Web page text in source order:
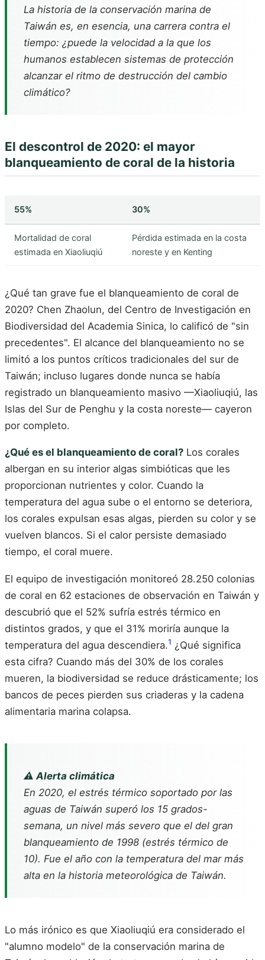
La historia de la conservación marina de
Taiwán es, en esencia, una carrera contra el
tiempo: ¿puede la velocidad a la que los
humanos establecen sistemas de protección
alcanzar el ritmo de destrucción del cambio
climático?
El descontrol de 2020: el mayor
blanqueamiento de coral de la historia
55% 30%
Mortalidad de coral
estimada en Xiaoliuqiú
Pérdida estimada en la costa
noreste y en Kenting
¿Qué tan grave fue el blanqueamiento de coral de
2020? Chen Zhaolun, del Centro de Investigación en
Biodiversidad del Academia Sinica, lo calificó de "sin
precedentes". El alcance del blanqueamiento no se
limitó a los puntos críticos tradicionales del sur de
Taiwán; incluso lugares donde nunca se había
registrado un blanqueamiento masivo —Xiaoliuqiú, las
Islas del Sur de Penghu y la costa noreste— cayeron
por completo.
¿Qué es el blanqueamiento de coral? Los corales
albergan en su interior algas simbióticas que les
proporcionan nutrientes y color. Cuando la
temperatura del agua sube o el entorno se deteriora,
los corales expulsan esas algas, pierden su color y se
vuelven blancos. Si el calor persiste demasiado
tiempo, el coral muere.
El equipo de investigación monitoreó 28.250 colonias
de coral en 62 estaciones de observación en Taiwán y
descubrió que el 52% sufría estrés térmico en
distintos grados, y que el 31% moriría aunque la
temperatura del agua descendiera.1 ¿Qué significa
esta cifra? Cuando más del 30% de los corales
mueren, la biodiversidad se reduce drásticamente; los
bancos de peces pierden sus criaderas y la cadena
alimentaria marina colapsa.
⚠️ Alerta climática
En 2020, el estrés térmico soportado por las
aguas de Taiwán superó los 15 grados-
semana, un nivel más severo que el del gran
blanqueamiento de 1998 (estrés térmico de
10). Fue el año con la temperatura del mar más
alta en la historia meteorológica de Taiwán.
Lo más irónico es que Xiaoliuqiú era considerado el
"alumno modelo" de la conservación marina de